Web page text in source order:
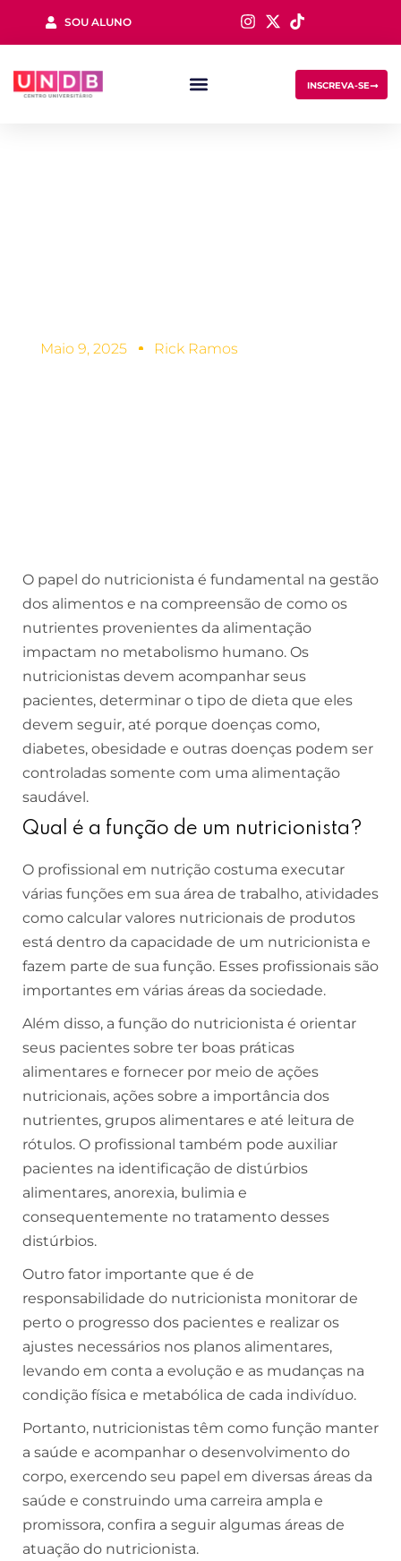
SOU ALUNO
INSCREVA-SE
Maio 9, 2025 Rick Ramos
O papel do nutricionista é fundamental na gestão
dos alimentos e na compreensão de como os
nutrientes provenientes da alimentação
impactam no metabolismo humano. Os
nutricionistas devem acompanhar seus
pacientes, determinar o tipo de dieta que eles
devem seguir, até porque doenças como,
diabetes, obesidade e outras doenças podem ser
controladas somente com uma alimentação
saudável.
Qual é a função de um nutricionista?
O profissional em nutrição costuma executar
várias funções em sua área de trabalho, atividades
como calcular valores nutricionais de produtos
está dentro da capacidade de um nutricionista e
fazem parte de sua função. Esses profissionais são
importantes em várias áreas da sociedade.
Além disso, a função do nutricionista é orientar
seus pacientes sobre ter boas práticas
alimentares e fornecer por meio de ações
nutricionais, ações sobre a importância dos
nutrientes, grupos alimentares e até leitura de
rótulos. O profissional também pode auxiliar
pacientes na identificação de distúrbios
alimentares, anorexia, bulimia e
consequentemente no tratamento desses
distúrbios.
Outro fator importante que é de
responsabilidade do nutricionista monitorar de
perto o progresso dos pacientes e realizar os
ajustes necessários nos planos alimentares,
levando em conta a evolução e as mudanças na
condição física e metabólica de cada indivíduo.
Portanto, nutricionistas têm como função manter
a saúde e acompanhar o desenvolvimento do
corpo, exercendo seu papel em diversas áreas da
saúde e construindo uma carreira ampla e
promissora, confira a seguir algumas áreas de
atuação do nutricionista.